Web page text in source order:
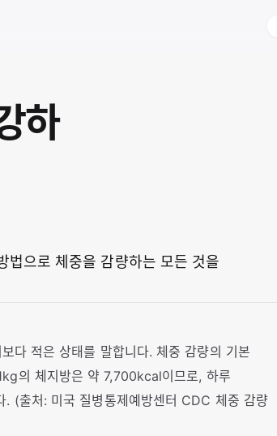
하
법으로 체중을 감량하는 모든 것을
다 적은 상태를 말합니다. 체중 감량의 기본
의 체지방은 약 7,700kcal이므로, 하루
(출처: 미국 질병통제예방센터 CDC 체중 감량